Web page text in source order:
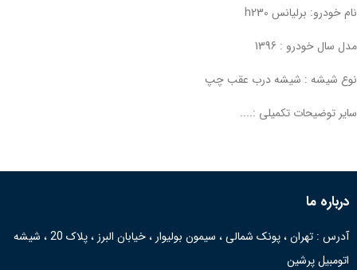
نام خودرو: برلیانس h230
مدل سال خودرو : 1396
نوع شیشه : شیشه درب عقب چپ
سایر توضیحات تکمیلی :....
درباره ما
آدرس : تهران ، پونک شمالی ، سیمون بولیوار ، خیابان البرز ، پلاک 20 ، شیشه
اتومبیل پرشین